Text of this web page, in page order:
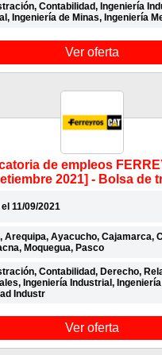
Contabilidad, Ingeniería
Ingeniería de Minas, Ingeniería
Ver oferta
de empleos
2021] - Bolsa de
11/09/2021
Arequipa, Ayacucho, Cajamarca,
Moquegua, Pasco
Contabilidad, Derecho,
Ingeniería Industrial,
Industr
Ver oferta